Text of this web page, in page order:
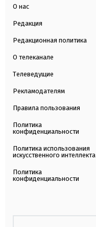
О нас
Редакция
Редакционная политика
О телеканале
Телеведущие
Рекламодателям
Правила пользования
Политика
конфиденциальности
Политика использования
искусственного интеллекта
Политика
конфиденциальности